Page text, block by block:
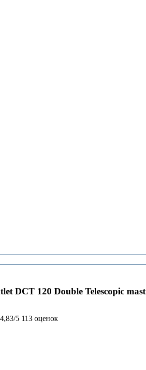
DCT 120 Double Telescopic mast
4,83/5 113 оценок